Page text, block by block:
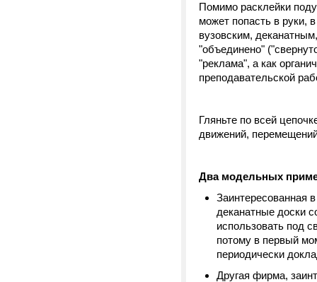
Помимо расклейки
может попасть в руки,
вузовским,
"объединено"
"реклама", а как
преподавательской
Гляньте по всей
движений,
Два модельных
Заинтересованная
деканатные доски
использовать под
потому в первый
периодически
Другая фирма,